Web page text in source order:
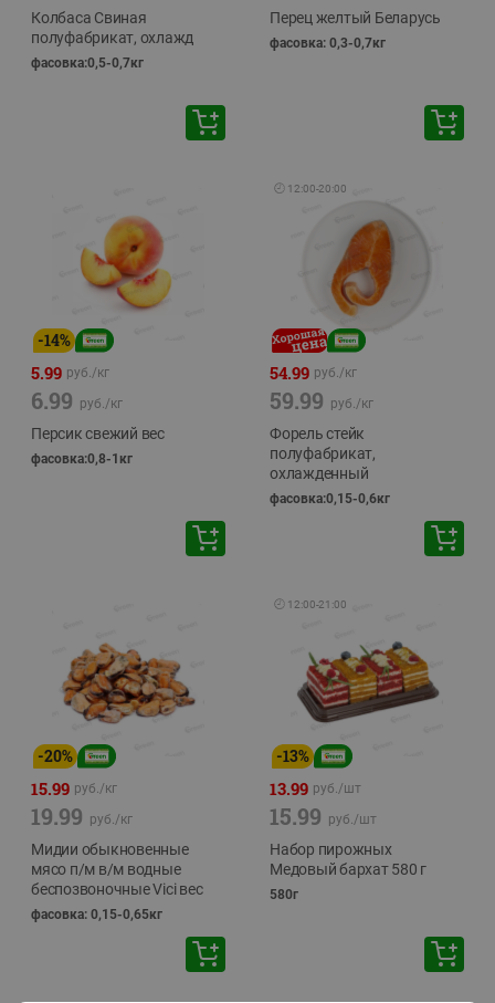
Колбаса Свиная
полуфабрикат, охлажд
фасовка:0,5-0,7кг
Перец желтый Беларусь
фасовка: 0,3-0,7кг
-14%
5.99 руб./кг
6.99 руб./кг
Персик свежий вес
фасовка:0,8-1кг
🕘 12:00-20:00
54.99 руб./кг
59.99 руб./кг
Форель стейк
полуфабрикат,
охлажденный
фасовка:0,15-0,6кг
-20%
15.99 руб./кг
19.99 руб./кг
Мидии обыкновенные
мясо п/м в/м водные
беспозвоночные Vici вес
фасовка: 0,15-0,65кг
🕘 12:00-21:00
-13%
13.99 руб./шт
15.99 руб./шт
Набор пирожных
Медовый бархат 580 г
580г